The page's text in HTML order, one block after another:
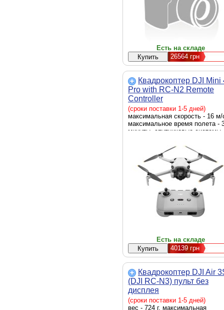
Есть на складе
26564грн
Квадрокоптер DJI Mini
Pro with RC-N2 Remote
Controller
(CP.MA.00000731.03)
(сроки поставки 1-5 дней)
максимальная скорость - 16 м/
максимальное время полета -
минуты, спутниковые системы
Галилео, стабилизация - по
осям, матрица - 1/1.3” (CMOS),
камера - с камерой, подвес
камеры - есть, рабочие
пульта - 5.150–5.250 ГГц,
2.480 ГГц, 5.725 - 5.850 GHz
Есть на складе
40139грн
Квадрокоптер DJI Air
(DJI RC-N3) пульт без
дисплея
(CP.MA.00000814.02)
(сроки поставки 1-5 дней)
вес - 724 г, максимальная